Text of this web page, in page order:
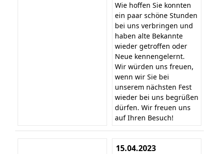
Wie hoffen Sie konnten
ein paar schöne Stunden
bei uns verbringen und
haben alte Bekannte
wieder getroffen oder
Neue kennengelernt.
Wir würden uns freuen,
wenn wir Sie bei
unserem nächsten Fest
wieder bei uns begrüßen
dürfen. Wir freuen uns
auf Ihren Besuch!
15.04.2023